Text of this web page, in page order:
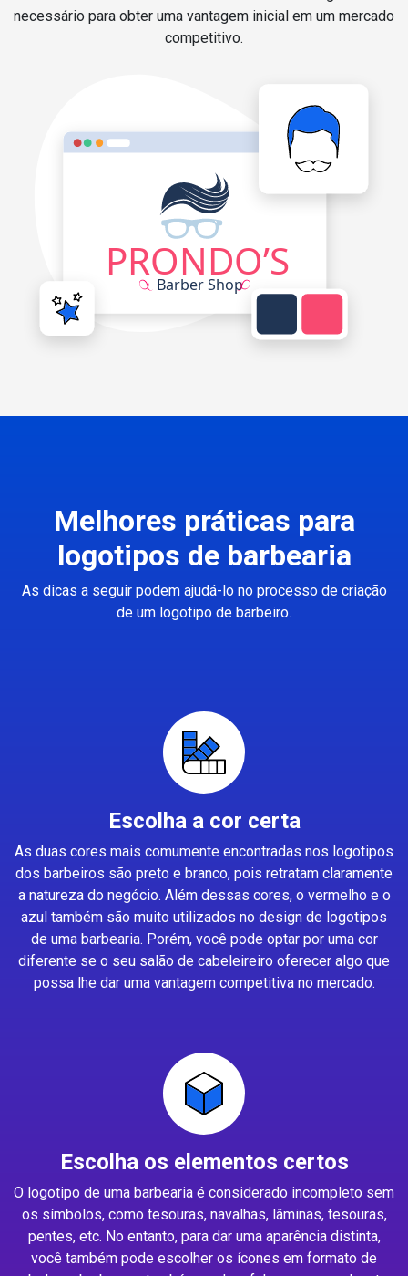
necessário para obter uma vantagem inicial em um mercado
competitivo.
Melhores práticas para
logotipos de barbearia
As dicas a seguir podem ajudá-lo no processo de criação
de um logotipo de barbeiro.
Escolha a cor certa
As duas cores mais comumente encontradas nos logotipos
dos barbeiros são preto e branco, pois retratam claramente
a natureza do negócio. Além dessas cores, o vermelho e o
azul também são muito utilizados no design de logotipos
de uma barbearia. Porém, você pode optar por uma cor
diferente se o seu salão de cabeleireiro oferecer algo que
possa lhe dar uma vantagem competitiva no mercado.
Escolha os elementos certos
O logotipo de uma barbearia é considerado incompleto sem
os símbolos, como tesouras, navalhas, lâminas, tesouras,
pentes, etc. No entanto, para dar uma aparência distinta,
você também pode escolher os ícones em formato de